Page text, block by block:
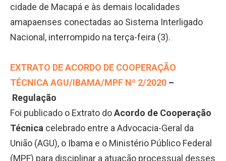
cidade de Macapá e às demais localidades
amapaenses conectadas ao Sistema Interligado
Nacional, interrompido na terça-feira (3).
EXTRATO DE ACORDO DE COOPERAÇÃO
TÉCNICA AGU/IBAMA/MPF Nº 2/2020 –
Regulação
Foi publicado o Extrato doAcordo de Cooperação
Técnica celebrado entre a Advocacia-Geral da
União (AGU), o Ibama e o Ministério Público Federal
(MPF) para disciplinar a atuação processual desses